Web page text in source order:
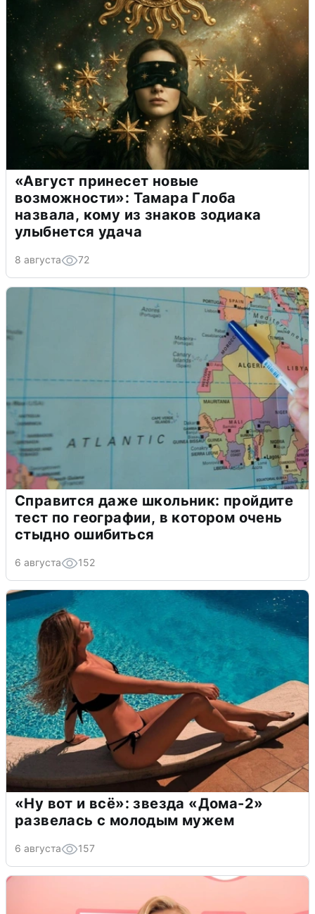
«Август принесет новые
возможности»: Тамара Глоба
назвала, кому из знаков зодиака
улыбнется удача
8 августа 72
Справится даже школьник: пройдите
тест по географии, в котором очень
стыдно ошибиться
6 августа 152
«Ну вот и всё»: звезда «Дома-2»
развелась с молодым мужем
6 августа 157